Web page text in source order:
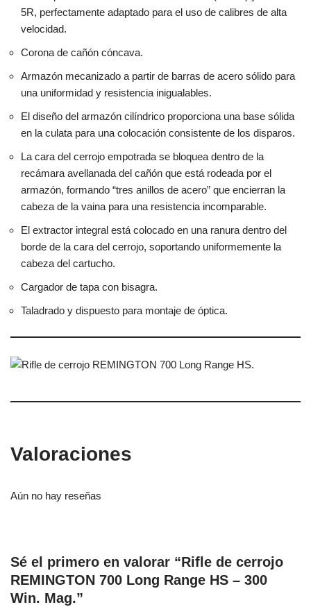
5R, perfectamente adaptado para el uso de calibres de alta
velocidad.
Corona de cañón cóncava.
Armazón mecanizado a partir de barras de acero sólido para
una uniformidad y resistencia inigualables.
El diseño del armazón cilíndrico proporciona una base sólida
en la culata para una colocación consistente de los disparos.
La cara del cerrojo empotrada se bloquea dentro de la
recámara avellanada del cañón que está rodeada por el
armazón, formando “tres anillos de acero” que encierran la
cabeza de la vaina para una resistencia incomparable.
El extractor integral está colocado en una ranura dentro del
borde de la cara del cerrojo, soportando uniformemente la
cabeza del cartucho.
Cargador de tapa con bisagra.
Taladrado y dispuesto para montaje de óptica.
Valoraciones
Aún no hay reseñas
Sé el primero en valorar “Rifle de cerrojo
REMINGTON 700 Long Range HS – 300
Win. Mag.”